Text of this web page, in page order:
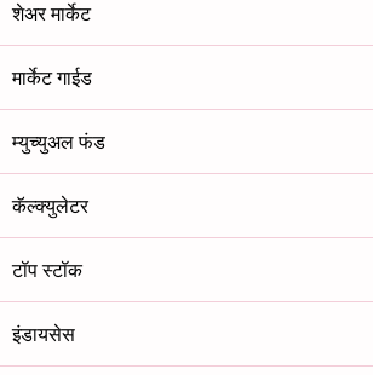
शेअर मार्केट
मार्केट गाईड
म्युच्युअल फंड
कॅल्क्युलेटर
टॉप स्टॉक
इंडायसेस